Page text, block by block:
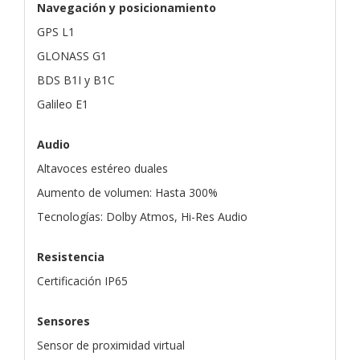
Navegación y posicionamiento
GPS L1
GLONASS G1
BDS B1I y B1C
Galileo E1
Audio
Altavoces estéreo duales
Aumento de volumen: Hasta 300%
Tecnologías: Dolby Atmos, Hi-Res Audio
Resistencia
Certificación IP65
Sensores
Sensor de proximidad virtual